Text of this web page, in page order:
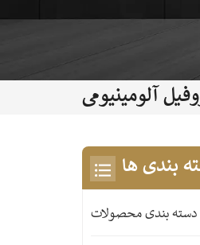
آلومینیومی
بندی ها
دسته بندی محصولات